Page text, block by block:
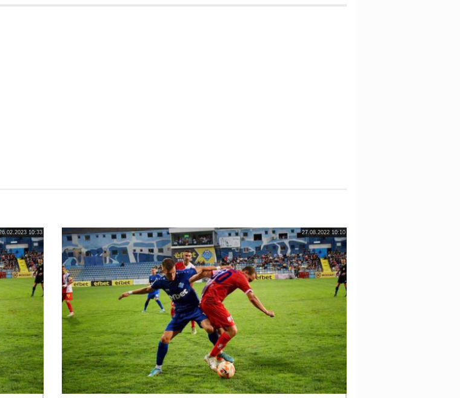
10:33 27.08.2022 10:10